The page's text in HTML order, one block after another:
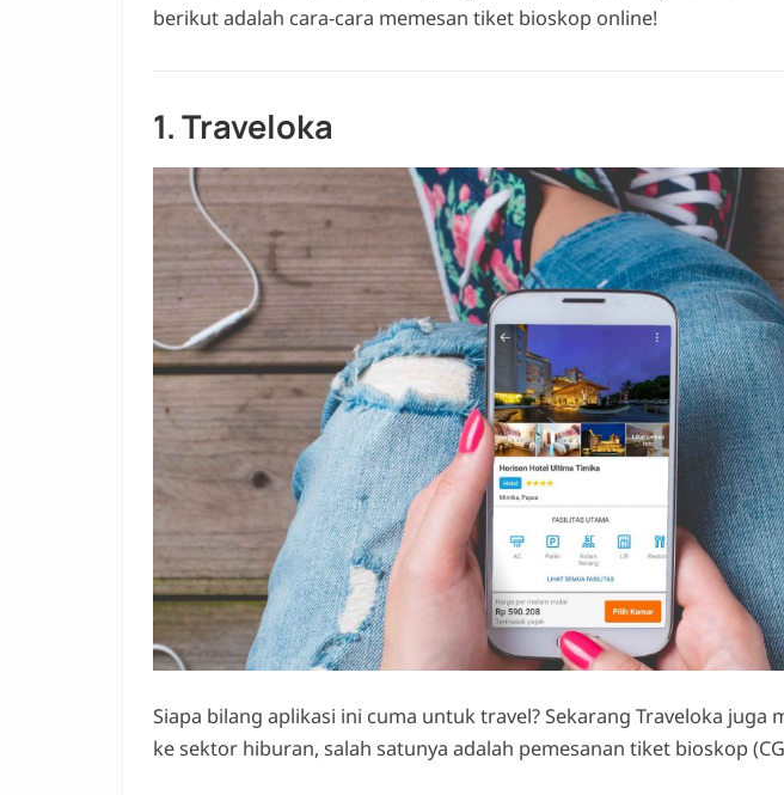
berikut adalah cara-cara memesan tiket bioskop online!
1. Traveloka
Siapa bilang aplikasi ini cuma untuk travel? Sekarang Traveloka juga
ke sektor hiburan, salah satunya adalah pemesanan tiket bioskop